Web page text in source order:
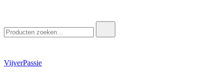
naar:
VijverPassie